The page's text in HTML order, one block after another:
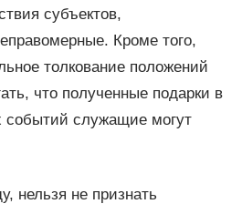
субъектов,
Кроме того,
толкование положений
что полученные подарки в
служащие могут
нельзя не признать